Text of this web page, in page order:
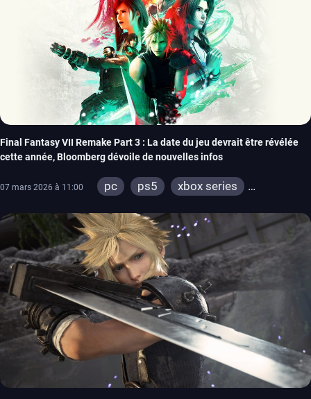
Final Fantasy VII Remake Part 3 : La date du jeu devrait être révélée
cette année, Bloomberg dévoile de nouvelles infos
07 mars 2026 à 11:00 pc ps5
xbox series